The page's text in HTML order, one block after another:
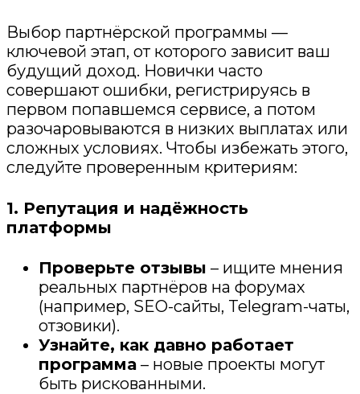
Выбор партнёрской программы —
ключевой этап, от которого зависит ваш
будущий доход. Новички часто
совершают ошибки, регистрируясь в
первом попавшемся сервисе, а потом
разочаровываются в низких выплатах или
сложных условиях. Чтобы избежать этого,
следуйте проверенным критериям:
1. Репутация и надёжность
платформы
Проверьте отзывы – ищите мнения
реальных партнёров на форумах
(например, SEO-сайты, Telegram-чаты,
отзовики).
Узнайте, как давно работает
программа – новые проекты могут
быть рискованными.